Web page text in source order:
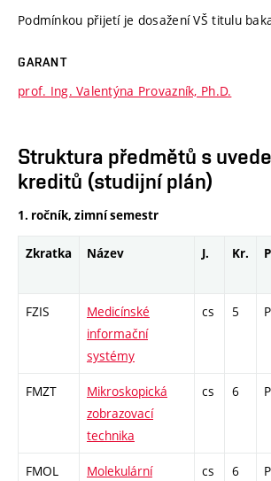
Podmínkou přijetí je dosažení VŠ titulu
GARANT
prof. Ing. Valentýna Provazník, Ph.D.
Struktura předmětů s
kreditů (studijní plán)
1. ročník, zimní semestr
Zkratka Název J. Kr.
FZIS
Medicínské
informační
systémy
cs 5
FMZT
Mikroskopická
zobrazovací
technika
cs 6
FMOL
Molekulární
cs 6